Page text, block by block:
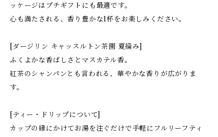
ッケージはプチギフトにも最適です。
心も満たされる、香り豊かな1杯をお楽しみください。
[ダージリン キャッスルトン茶園 夏摘み]
ふくよかな香ばしさとマスカテル香。
紅茶のシャンパンとも言われる、華やかな香りが広がりま
す。
[ティー・ドリップについて]
カップの縁にかけてお湯を注ぐだけで手軽にフルリーフティ